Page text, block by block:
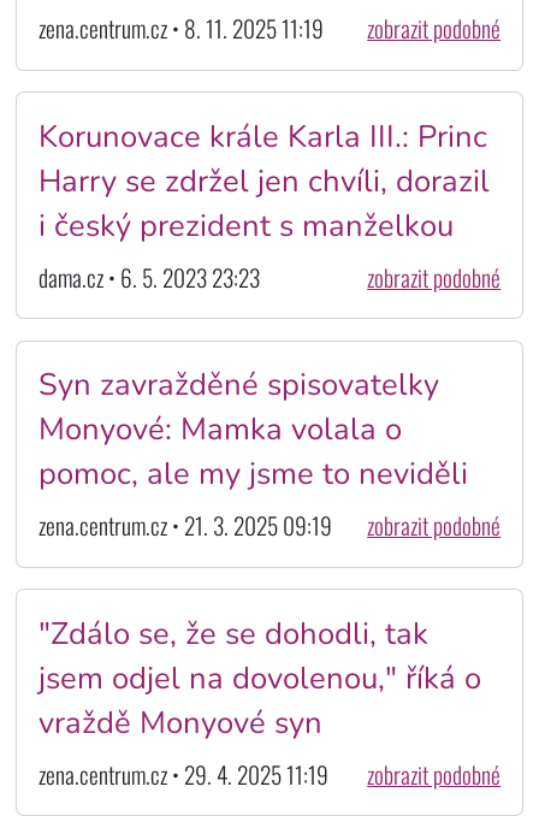
zena.centrum.cz • 8. 11. 2025 11:19 zobrazit podobné
Korunovace krále Karla III.: Princ
Harry se zdržel jen chvíli, dorazil
i český prezident s manželkou
dama.cz • 6. 5. 2023 23:23 zobrazit podobné
Syn zavražděné spisovatelky
Monyové: Mamka volala o
pomoc, ale my jsme to neviděli
zena.centrum.cz • 21. 3. 2025 09:19 zobrazit podobné
"Zdálo se, že se dohodli, tak
jsem odjel na dovolenou," říká o
vraždě Monyové syn
zena.centrum.cz • 29. 4. 2025 11:19 zobrazit podobné